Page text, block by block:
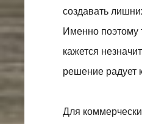
создавать
Именно поэтому
кажется
решение радует
Для